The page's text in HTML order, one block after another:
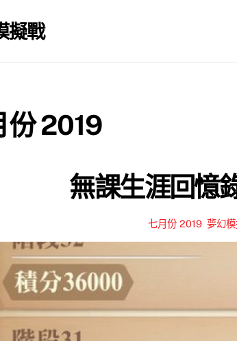
擬戰
份 2019
無課生涯回憶
七月份 2019 ,夢幻